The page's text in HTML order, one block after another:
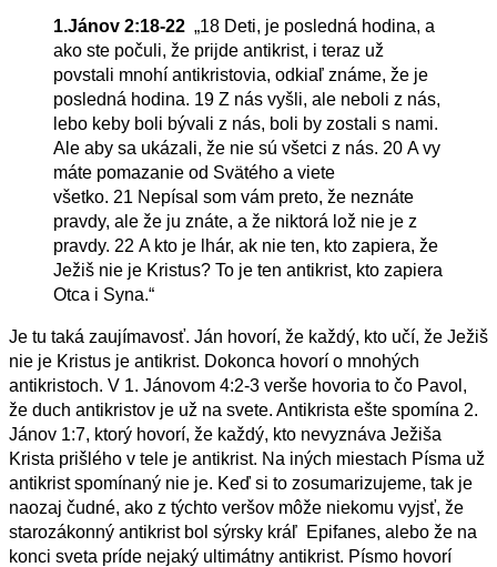
1.Jánov 2:18-22 „18 Deti, je posledná hodina, a
ako ste počuli, že prijde antikrist, i teraz už
povstali mnohí antikristovia, odkiaľ známe, že je
posledná hodina. 19 Z nás vyšli, ale neboli z nás,
lebo keby boli bývali z nás, boli by zostali s nami.
Ale aby sa ukázali, že nie sú všetci z nás. 20 A vy
máte pomazanie od Svätého a viete
všetko. 21 Nepísal som vám preto, že neznáte
pravdy, ale že ju znáte, a že niktorá lož nie je z
pravdy. 22 A kto je lhár, ak nie ten, kto zapiera, že
Ježiš nie je Kristus? To je ten antikrist, kto zapiera
Otca i Syna.“
Je tu taká zaujímavosť. Ján hovorí, že každý, kto učí, že Ježiš
nie je Kristus je antikrist. Dokonca hovorí o mnohých
antikristoch. V 1. Jánovom 4:2-3 verše hovoria to čo Pavol,
že duch antikristov je už na svete. Antikrista ešte spomína 2.
Jánov 1:7, ktorý hovorí, že každý, kto nevyznáva Ježiša
Krista prišlého v tele je antikrist. Na iných miestach Písma už
antikrist spomínaný nie je. Keď si to zosumarizujeme, tak je
naozaj čudné, ako z týchto veršov môže niekomu vyjsť, že
starozákonný antikrist bol sýrsky kráľ Epifanes, alebo že na
konci sveta príde nejaký ultimátny antikrist. Písmo hovorí